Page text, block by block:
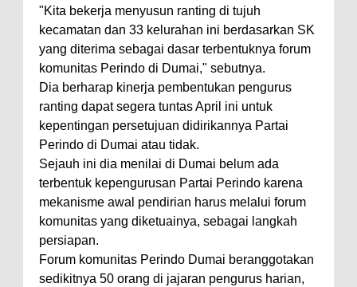
"Kita bekerja menyusun ranting di tujuh
kecamatan dan 33 kelurahan ini berdasarkan SK
yang diterima sebagai dasar terbentuknya forum
komunitas Perindo di Dumai," sebutnya.
Dia berharap kinerja pembentukan pengurus
ranting dapat segera tuntas April ini untuk
kepentingan persetujuan didirikannya Partai
Perindo di Dumai atau tidak.
Sejauh ini dia menilai di Dumai belum ada
terbentuk kepengurusan Partai Perindo karena
mekanisme awal pendirian harus melalui forum
komunitas yang diketuainya, sebagai langkah
persiapan.
Forum komunitas Perindo Dumai beranggotakan
sedikitnya 50 orang di jajaran pengurus harian,